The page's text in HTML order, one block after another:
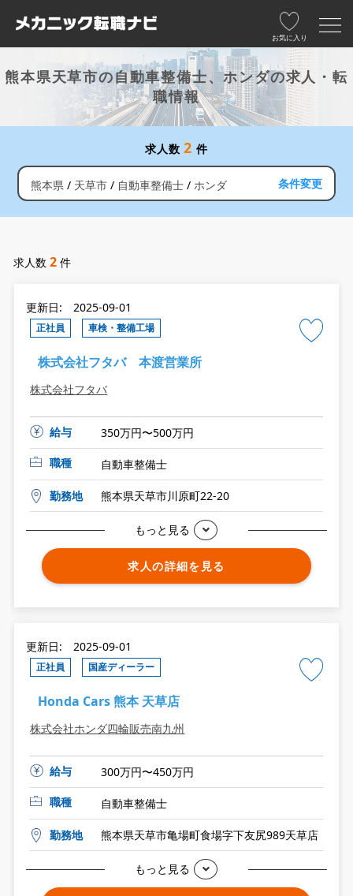
お気に入り
熊本県天草市の自動車整備士、ホンダの求人・転
職情報
求人数 2 件
熊本県 天草市 自動車整備士 ホンダ 条件変更
求人数2 件
更新日: 2025-09-01
正社員 車検・整備工場
株式会社フタバ 本渡営業所
株式会社フタバ
給与
350万円〜500万円
職種
自動車整備士
勤務地 熊本県天草市川原町22-20
もっと見る
求人の詳細を見る
更新日: 2025-09-01
正社員 国産ディーラー
Honda Cars 熊本 天草店
株式会社ホンダ四輪販売南九州
給与
300万円〜450万円
職種
自動車整備士
勤務地 熊本県天草市亀場町食場字下友尻989天草店
もっと見る